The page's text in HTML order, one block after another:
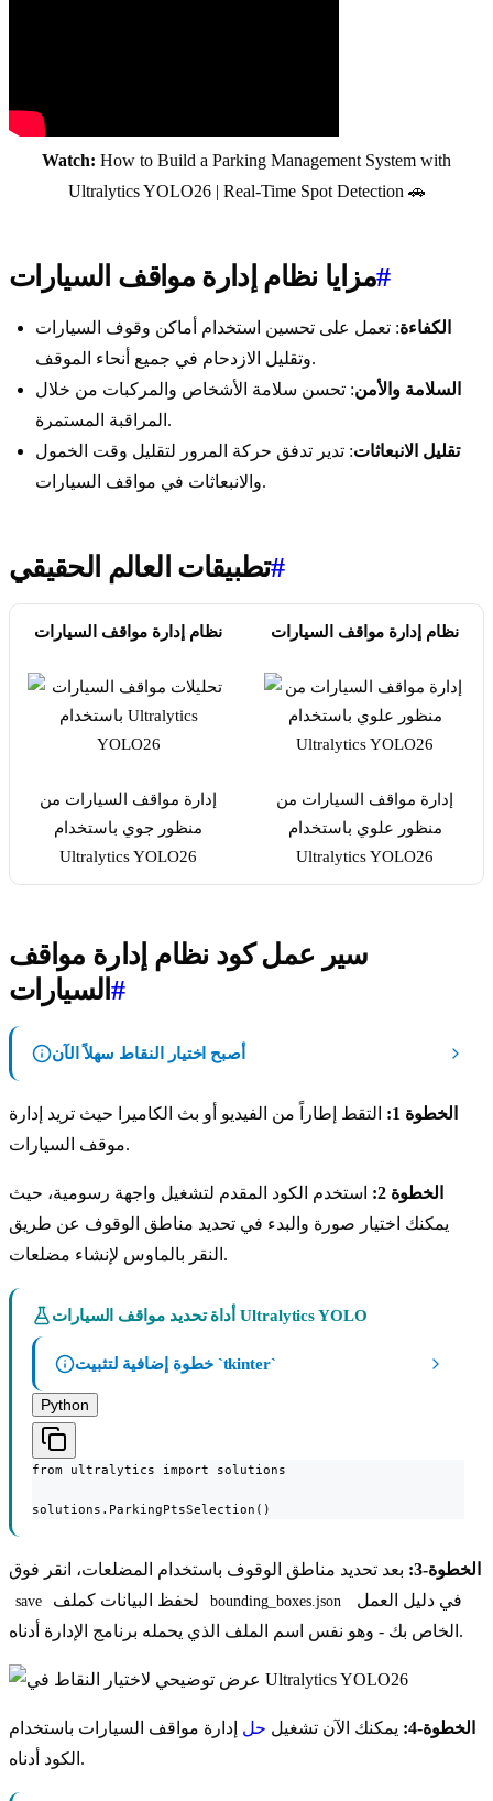
Watch: How to Build a Parking Management System with
Ultralytics YOLO26 | Real-Time Spot Detection 🚗
مزايا نظام إدارة مواقف السيارات#
الكفاءة: تعمل على تحسين استخدام أماكن وقوف السيارات
وتقليل الازدحام في جميع أنحاء الموقف.
السلامة والأمن: تحسن سلامة الأشخاص والمركبات من خلال
المراقبة المستمرة.
تقليل الانبعاثات: تدير تدفق حركة المرور لتقليل وقت الخمول
والانبعاثات في مواقف السيارات.
تطبيقات العالم الحقيقي#
نظام إدارة مواقف السيارات نظام إدارة مواقف السيارات
إدارة مواقف السيارات من
منظور جوي باستخدام
Ultralytics YOLO26
إدارة مواقف السيارات من
منظور علوي باستخدام
Ultralytics YOLO26
سير عمل كود نظام إدارة مواقف
السيارات #
أصبح اختيار النقاط سهلاً الآن
الخطوة 1:
التقط إطاراً من الفيديو أو بث الكاميرا حيث تريد إدارة
موقف السيارات.
الخطوة 2:
استخدم الكود المقدم لتشغيل واجهة رسومية، حيث
يمكنك اختيار صورة والبدء في تحديد مناطق الوقوف عن طريق
النقر بالماوس لإنشاء مضلعات.
أداة تحديد مواقف السيارات Ultralytics YOLO
خطوة إضافية لتثبيت `tkinter`
Python
from ultralytics import solutions
solutions.ParkingPtsSelection()
الخطوة-3: بعد تحديد مناطق الوقوف باستخدام المضلعات، انقر فوق
save bounding_boxes.json
الخاص بك - وهو نفس اسم الملف الذي يحمله برنامج الإدارة أدناه.
الخطوة-4: يمكنك الآن تشغيل حل إدارة مواقف السيارات باستخدام
الكود أدناه.